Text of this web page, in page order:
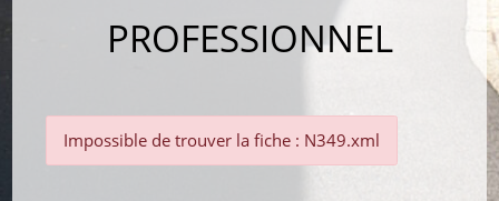
PROFESSIONNEL
Impossible de trouver la fiche : N349.xml